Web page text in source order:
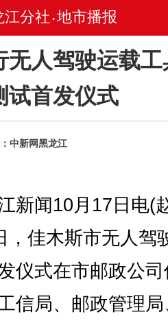
江分社 • 地市播报
无人驾驶运载
试首发仪式
中新网黑龙江
闻10月17日电(
，佳木斯市无人驾
仪式在市邮政公
信局、邮政管理